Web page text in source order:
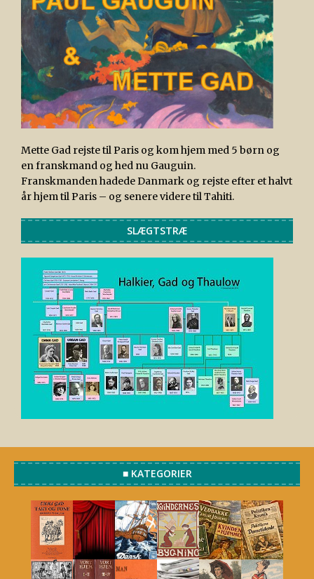
Mette Gad rejste til Paris og kom hjem med 5 børn og
en franskmand og hed nu Gauguin.
Franskmanden hadede Danmark og rejste efter et halvt
år hjem til Paris – og senere videre til Tahiti.
SLÆGTSTRÆ
■ KATEGORIER